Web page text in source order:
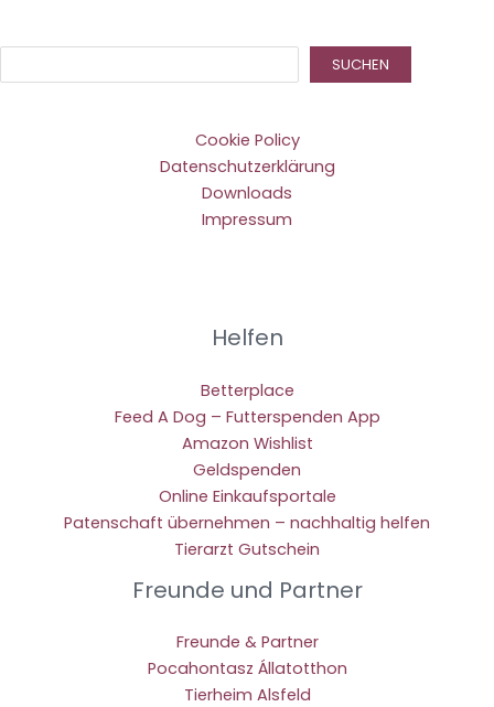
SUCHEN
Cookie Policy
Datenschutzerklärung
Downloads
Impressum
Helfen
Betterplace
Feed A Dog – Futterspenden App
Amazon Wishlist
Geldspenden
Online Einkaufsportale
Patenschaft übernehmen – nachhaltig helfen
Tierarzt Gutschein
Freunde und Partner
Freunde & Partner
Pocahontasz Állatotthon
Tierheim Alsfeld